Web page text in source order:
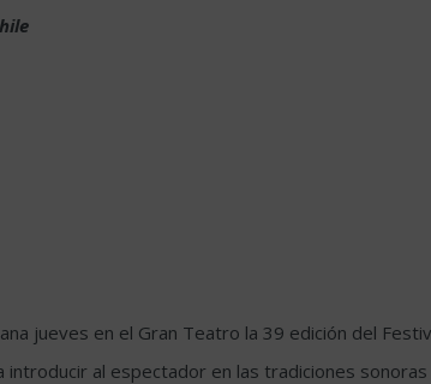
jueves en el Gran Teatro la 39 edición del
al espectador en las tradiciones